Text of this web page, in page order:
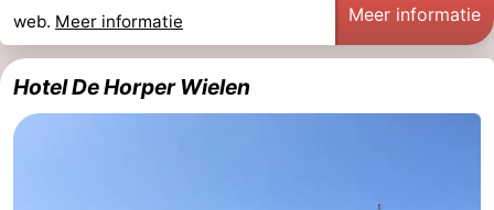
web. Meer informatie Meer informatie
Hotel De Horper Wielen